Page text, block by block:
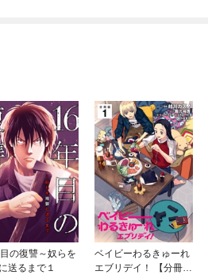
の復讐～奴らを
送るまで１
ベイビーわるきゅーれ
エブリデイ！ 【分冊